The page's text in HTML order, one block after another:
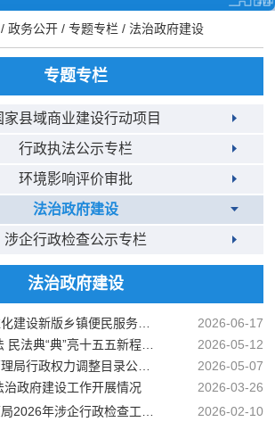
/政务公开 /专题专栏 / 法治政府建设
专题专栏
家县域商业建设行动项目
行政执法公示专栏
环境影响评价审批
法治政府建设
涉企行政检查公示专栏
法治政府建设
2026-06-17
2026-05-12
2026-05-07
政府建设工作开展情况
2026-03-26
2026-02-10